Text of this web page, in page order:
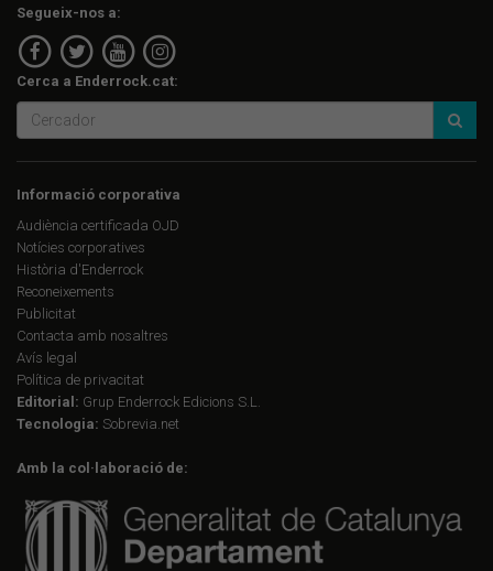
Segueix-nos a:
Cerca a Enderrock.cat:
Informació corporativa
Audiència certificada OJD
Notícies corporatives
Història d'Enderrock
Reconeixements
Publicitat
Contacta amb nosaltres
Avís legal
Política de privacitat
Editorial: Grup Enderrock Edicions S.L.
Tecnologia: Sobrevia.net
Amb la col·laboració de: